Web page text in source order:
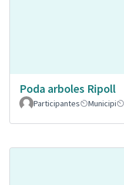
Poda arboles Ripoll
Participantes
Municipi